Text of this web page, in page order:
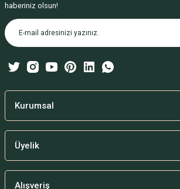
Ürün resmi kalitesiz, bozuk veya
Ürün açıklamasında eksik bilgiler bulunuyor.
Ürün bilgilerinde hatalar bulunuyor.
Bu ürüne benzer farklı alternatifler olmalı.
haberiniz olsun!
Kurumsal
Üyelik
Alışveriş